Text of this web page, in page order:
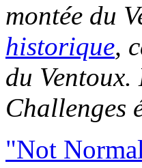
montée du
historique,
du
Challenges
"Not